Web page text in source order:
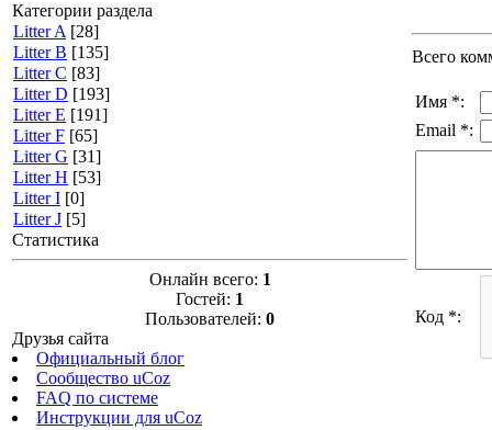
Категории раздела
Litter A [28]
Litter B [135]
Litter C [83]
Litter D [193]
Litter E [191]
Litter F [65]
Litter G [31]
Litter H [53]
Litter I [0]
Litter J [5]
Статистика
Онлайн всего: 1
Гостей: 1
Пользователей: 0
Друзья сайта
Официальный блог
Сообщество uCoz
FAQ по системе
Инструкции для uCoz
Всего
Имя *:
Email *:
Код *: